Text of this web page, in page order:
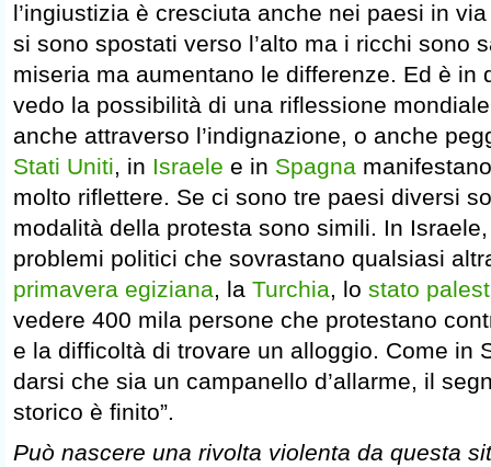
l’ingiustizia è cresciuta anche nei paesi in
si sono spostati verso l’alto ma i ricchi sono
miseria ma aumentano le differenze. Ed è in
vedo la possibilità di una riflessione
anche attraverso l’indignazione, o anche
Stati Uniti, in Israele e in Spagna
molto riflettere. Se ci sono tre paesi diversi
modalità della protesta sono simili. In
problemi politici che sovrastano qualsiasi
primavera egiziana, la Turchia, lo stato
vedere 400 mila persone che protestano
e la difficoltà di trovare un alloggio. Come in
darsi che sia un campanello d’allarme, il
storico è finito”.
Può nascere una rivolta violenta da questa